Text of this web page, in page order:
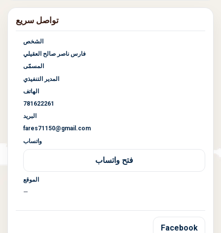
تواصل سريع
الشخص
فارس ناصر صالح العقيلي
المسمّى
المدير التنفيذي
الهاتف
781622261
البريد
fares71150@gmail.com
واتساب
فتح واتساب
الموقع
—
Facebook